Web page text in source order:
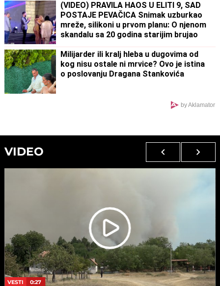
(VIDEO) PRAVILA HAOS U ELITI 9, SAD
POSTAJE PEVAČICA Snimak uzburkao
mreže, silikoni u prvom planu: O njenom
skandalu sa 20 godina starijim brujao
Balkan
Milijarder ili kralj hleba u dugovima od
kog nisu ostale ni mrvice? Ovo je istina
o poslovanju Dragana Stankovića
by Aklamator
VIDEO
VESTI 0:27